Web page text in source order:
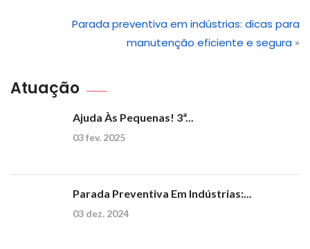
Parada preventiva em indústrias: dicas para
manutenção eficiente e segura »
Atuação
Ajuda Às Pequenas! 3ª...
03 fev. 2025
Parada Preventiva Em Indústrias:...
03 dez. 2024